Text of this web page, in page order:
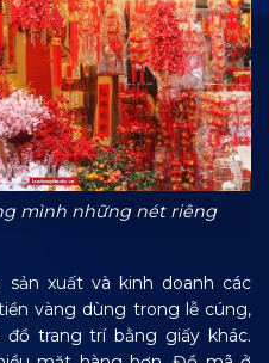
mình những nét riêng
sản xuất và kinh doanh các
vàng dùng trong lễ cúng,
trang trí bằng giấy khác.